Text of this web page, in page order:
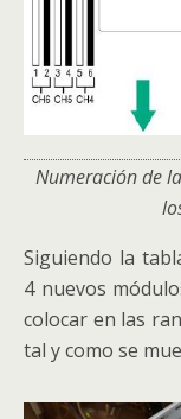
Numeración de
Siguiendo la
4 nuevos
colocar en las
tal y como se